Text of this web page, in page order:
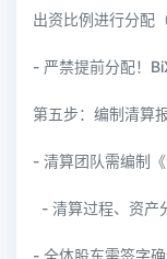
出资比例进行分配
- 严禁提前分配！
第五步：编制清算
- 清算团队需编制
- 清算过程、资产